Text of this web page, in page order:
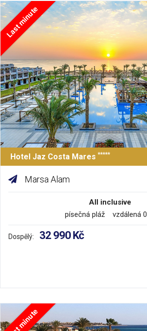
Last minute
Hotel Jaz Costa Mares *****
Marsa Alam
All inclusive
písečná pláž vzdálená
Dospělý: 32 990 Kč